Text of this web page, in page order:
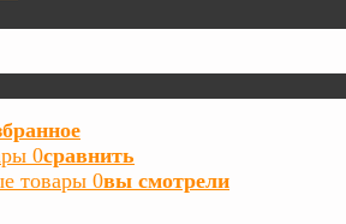
0сравнить
товары 0вы смотрели